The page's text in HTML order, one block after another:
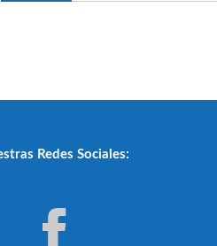
Redes Sociales: